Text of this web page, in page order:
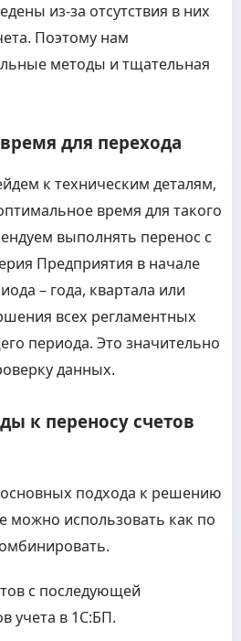
из-за отсутствия в них
Поэтому нам
методы и тщательная
для перехода
к техническим деталям,
время для такого
выполнять перенос с
Предприятия в начале
– года, квартала или
всех регламентных
периода. Это значительно
данных.
к переносу счетов
подхода к решению
можно использовать как по
с последующей
учета в 1С:БП.